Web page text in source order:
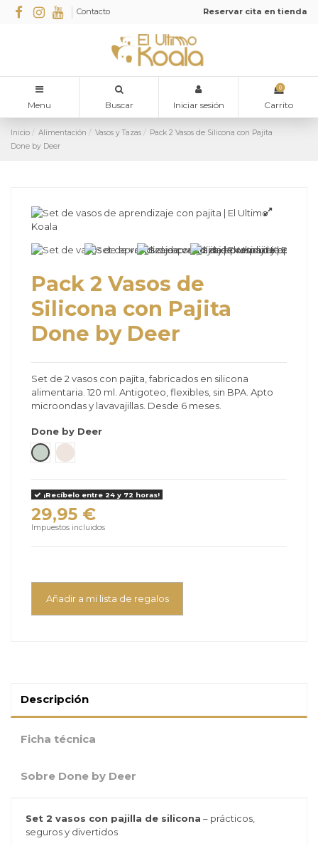
Contacto Reservar cita en tienda
Menu Buscar Iniciar sesión
0
Carrito
Inicio Alimentación Vasos y Tazas
Pack 2 Vasos de Silicona con Pajita
Done by Deer
Pack 2 Vasos de
Silicona con Pajita
Done by Deer
Set de 2 vasos con pajita, fabricados en silicona
alimentaria. 120 ml. Antigoteo, flexibles, sin BPA. Apto
microondas y lavavajillas. Desde 6 meses.
Done by Deer
Verde Claro
Arena
¡Recíbelo entre 24 y 72 horas!
29,95 €
Impuestos incluidos
Añadir a mi lista de regalos
Descripción
Ficha técnica
Sobre Done by Deer
Set 2 vasos con pajilla de silicona – prácticos,
seguros y divertidos